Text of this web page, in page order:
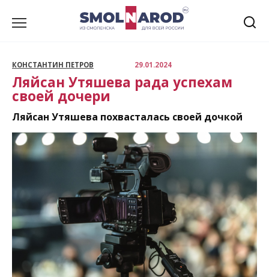
КОНСТАНТИН ПЕТРОВ 29.01.2024
Ляйсан Утяшева рада успехам
своей дочери
Ляйсан Утяшева похвасталась своей дочкой